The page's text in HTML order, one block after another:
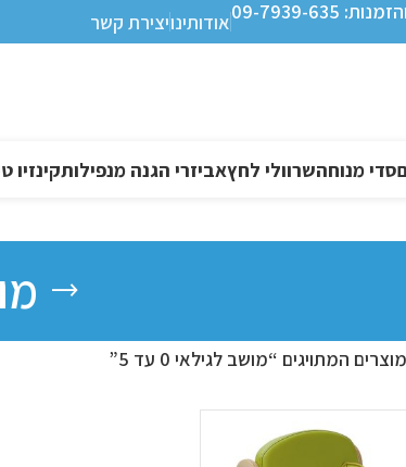
7939-635 אודותינויצירת קשר
סדי מנוחהשרוולי לחץאביזרי הגנה מנפילותקינזיו
מוצרים המתויגים “מושב לגילאי 0 עד 5”